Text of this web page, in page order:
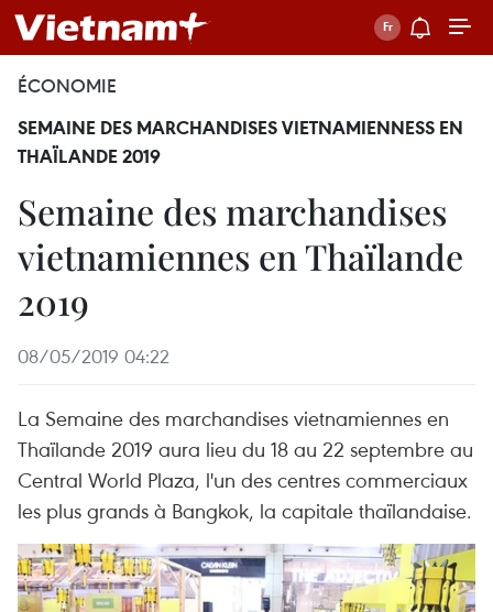
ÉCONOMIE
SEMAINE DES MARCHANDISES VIETNAMIENNESS EN
THAÏLANDE 2019
Semaine des marchandises
vietnamiennes en Thaïlande
2019
08/05/2019 04:22
La Semaine des marchandises vietnamiennes en
Thaïlande 2019 aura lieu du 18 au 22 septembre au
Central World Plaza, l'un des centres commerciaux
les plus grands à Bangkok, la capitale thaïlandaise.